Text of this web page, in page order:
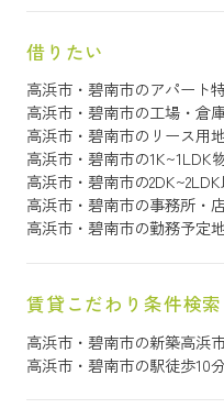
借りたい
高浜市・碧南市のアパート
高浜市・碧南市の工場・倉
高浜市・碧南市のリース用
高浜市・碧南市の1K~1LDK
高浜市・碧南市の
高浜市・碧南市の事務所・
高浜市・碧南市の勤務予定
賃貸こだわり条件検索
高浜市・碧南市の新築高浜
高浜市・碧南市の駅徒歩10